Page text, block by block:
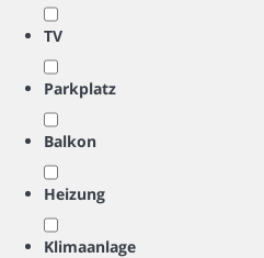
TV
Parkplatz
Balkon
Heizung
Klimaanlage